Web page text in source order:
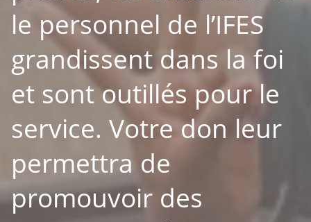
le personnel de l’IFES
grandissent dans la foi
et sont outillés pour le
service. Votre don leur
permettra de
promouvoir des